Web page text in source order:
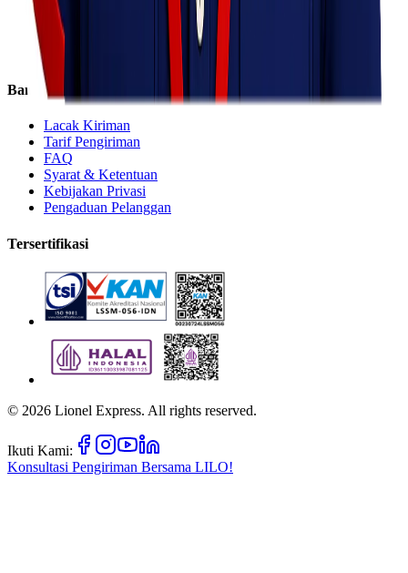
Express
Regular
Eco
Bantuan
Lacak Kiriman
Tarif Pengiriman
FAQ
Syarat & Ketentuan
Kebijakan Privasi
Pengaduan Pelanggan
Tersertifikasi
© 2026 Lionel Express. All rights reserved.
Ikuti Kami:
Konsultasi Pengiriman Bersama LILO!